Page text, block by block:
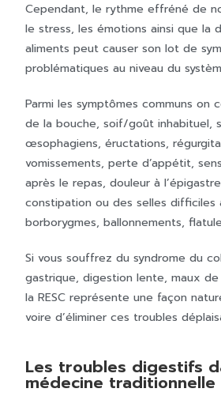
Cependant, le rythme effréné de
le stress, les émotions ainsi que la
aliments peut causer son lot de
problématiques au niveau du
Parmi les symptômes communs on
de la bouche, soif/goût inhabituel,
œsophagiens, éructations,
vomissements, perte d’appétit,
après le repas, douleur à
constipation ou des selles difficiles
borborygmes, ballonnements,
Si vous souffrez du syndrome du
gastrique, digestion lente, maux
la RESC représente une façon
voire d’éliminer ces troubles
Les troubles digestifs
médecine traditionnelle